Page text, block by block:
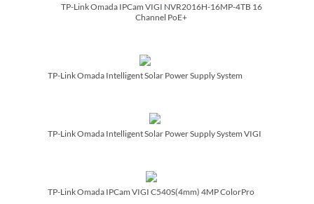
TP-Link Omada IPCam VIGI NVR2016H-16MP-4TB 16
Channel PoE+
TP-Link Omada Intelligent Solar Power Supply System
TP-Link Omada Intelligent Solar Power Supply System VIGI
TP-Link Omada IPCam VIGI C540S(4mm) 4MP ColorPro